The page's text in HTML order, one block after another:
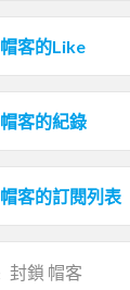
帽客的Like
帽客的紀錄
帽客的訂閱列表
封鎖 帽客